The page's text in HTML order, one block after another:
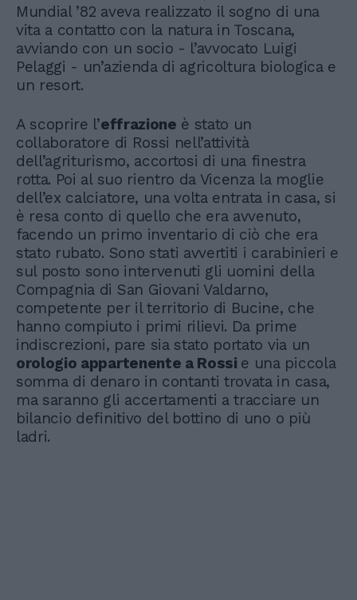
Mundial ’82 aveva realizzato il sogno di una
vita a contatto con la natura in Toscana,
avviando con un socio - l’avvocato Luigi
Pelaggi - un’azienda di agricoltura biologica e
un resort.
A scoprire l’effrazione è stato un
collaboratore di Rossi nell’attività
dell’agriturismo, accortosi di una finestra
rotta. Poi al suo rientro da Vicenza la moglie
dell’ex calciatore, una volta entrata in casa, si
è resa conto di quello che era avvenuto,
facendo un primo inventario di ciò che era
stato rubato. Sono stati avvertiti i carabinieri e
sul posto sono intervenuti gli uomini della
Compagnia di San Giovani Valdarno,
competente per il territorio di Bucine, che
hanno compiuto i primi rilievi. Da prime
indiscrezioni, pare sia stato portato via un
orologio appartenente a Rossi e una piccola
somma di denaro in contanti trovata in casa,
ma saranno gli accertamenti a tracciare un
bilancio definitivo del bottino di uno o più
ladri.